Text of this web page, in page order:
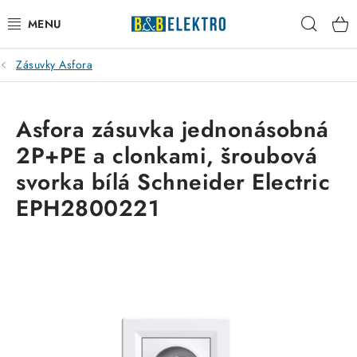
na
obsah
Reklamace / Vrácení zboží
Kontakty
VYTÁPĚNÍ
Zásuvky Asfora
Asfora zásuvka jednonásobná
2P+PE a clonkami, šroubová
svorka bílá Schneider Electric
EPH2800221